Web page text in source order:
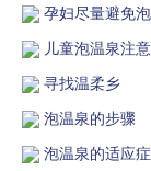
孕妇尽量避免
儿童泡温泉注
寻找温柔乡
泡温泉的步骤
泡温泉的适应症